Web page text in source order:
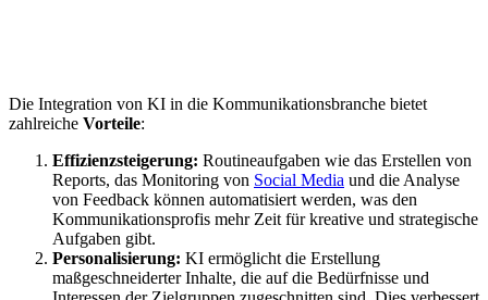
Die Integration von KI in die Kommunikationsbranche bietet
zahlreiche Vorteile:
Effizienzsteigerung: Routineaufgaben wie das Erstellen von
Reports, das Monitoring von Social Media und die Analyse
von Feedback können automatisiert werden, was den
Kommunikationsprofis mehr Zeit für kreative und strategische
Aufgaben gibt.
Personalisierung: KI ermöglicht die Erstellung
maßgeschneiderter Inhalte, die auf die Bedürfnisse und